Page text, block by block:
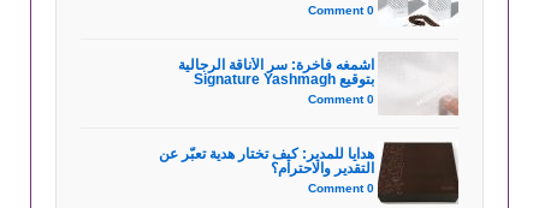
0 Comment
اشمغه فاخرة: سر الأناقة الرجالية
بتوقيع Signature Yashmagh
0 Comment
هدايا للمدير: كيف تختار هدية تعبّر عن
التقدير والاحترام؟
0 Comment